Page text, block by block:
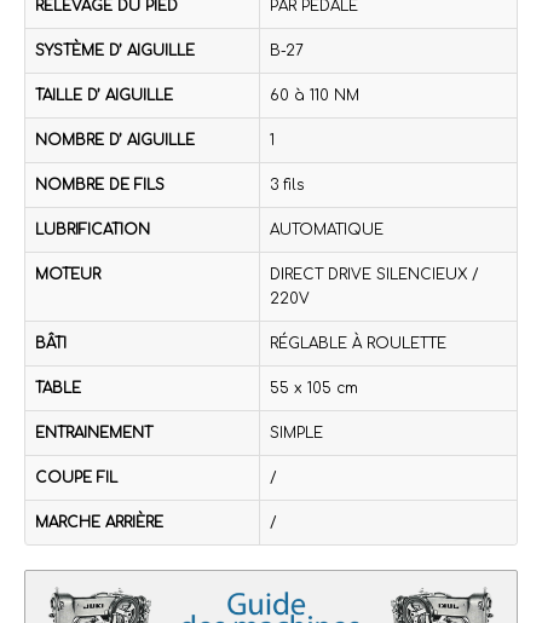
RELEVAGE DU PIED PAR PÉDALE
SYSTÈME D’ AIGUILLE B-27
TAILLE D’ AIGUILLE 60 à 110 NM
NOMBRE D’ AIGUILLE 1
NOMBRE DE FILS 3 fils
LUBRIFICATION AUTOMATIQUE
MOTEUR
DIRECT DRIVE SILENCIEUX /
220V
BÂTI RÉGLABLE À ROULETTE
TABLE 55 x 105 cm
ENTRAINEMENT SIMPLE
COUPE FIL /
MARCHE ARRIÈRE /